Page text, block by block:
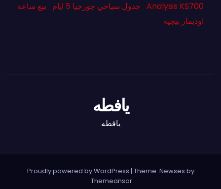
Analysis KS700 جدول سياحي جورجيا 5 ايام
بيع ساعة
اوديمار بيجيه
يافطه
يافطه
Proudly powered by WordPress | Theme: Newses by
Themeansar
.